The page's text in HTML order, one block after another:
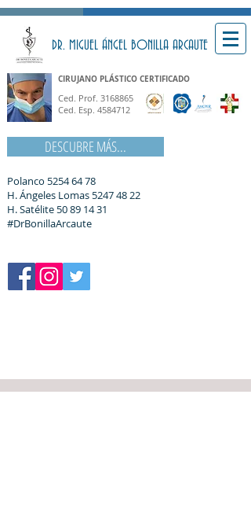
DR. MIGUEL ÁNGEL BONILLA ARCAUTE
CIRUJANO PLÁSTICO CERTIFICADO
Ced. Prof. 3168865
Ced. Esp. 4584712
DESCUBRE MÁS...
Polanco 5254 64 78
H. Ángeles Lomas 5247 48 22
H. Satélite 50 89 14 31
#DrBonillaArcaute